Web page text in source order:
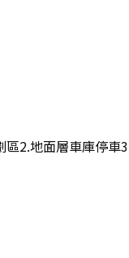
區2.地面層車庫停車